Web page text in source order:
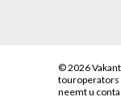
© 2026
touroperators
neemt u